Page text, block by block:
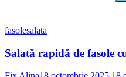
după:
fasolesalata
Salată rapidă de fasole